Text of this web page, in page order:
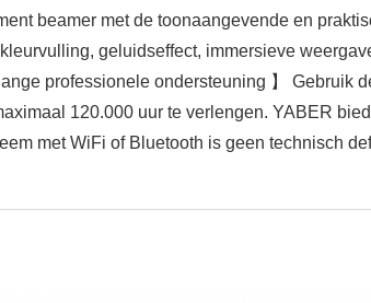
beamer met de toonaangevende en
geluidseffect, immersieve
professionele ondersteuning 】
120.000 uur te verlengen. YABER
met WiFi of Bluetooth is geen technisch